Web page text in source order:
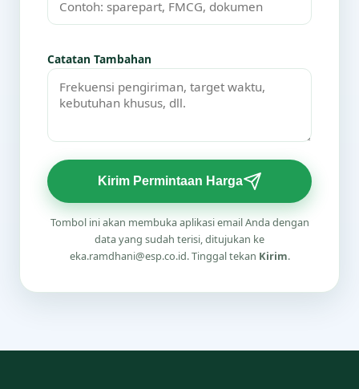
Catatan Tambahan
Kirim Permintaan Harga
Tombol ini akan membuka aplikasi email Anda dengan
data yang sudah terisi, ditujukan ke
eka.ramdhani@esp.co.id. Tinggal tekan Kirim.